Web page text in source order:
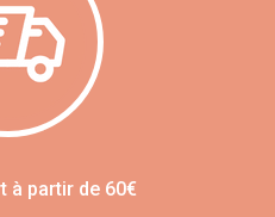
à partir de 60€